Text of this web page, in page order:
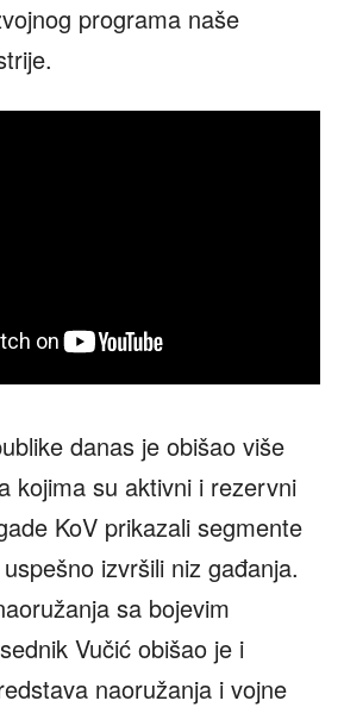
programa naše
danas je obišao više
kojima su aktivni i rezervni
KoV prikazali segmente
izvršili niz gađanja.
sa bojevim
Vučić obišao je i
naoružanja i vojne